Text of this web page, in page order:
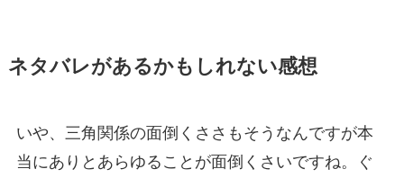
ネタバレがあるかもしれない感想
いや、三角関係の面倒くささもそうなんですが本
当にありとあらゆることが面倒くさいですね。ぐ